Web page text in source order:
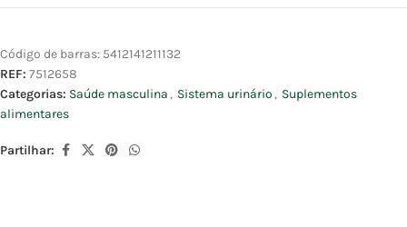
Código de barras: 5412141211132
REF: 7512658
Categorias: Saúde masculina , Sistema urinário , Suplementos
alimentares
Partilhar: